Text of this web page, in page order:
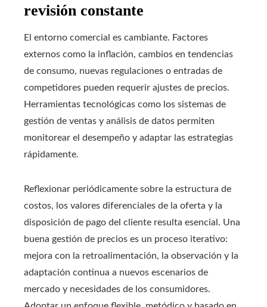
revisión constante
El entorno comercial es cambiante. Factores
externos como la inflación, cambios en tendencias
de consumo, nuevas regulaciones o entradas de
competidores pueden requerir ajustes de precios.
Herramientas tecnológicas como los sistemas de
gestión de ventas y análisis de datos permiten
monitorear el desempeño y adaptar las estrategias
rápidamente.
Reflexionar periódicamente sobre la estructura de
costos, los valores diferenciales de la oferta y la
disposición de pago del cliente resulta esencial. Una
buena gestión de precios es un proceso iterativo:
mejora con la retroalimentación, la observación y la
adaptación continua a nuevos escenarios de
mercado y necesidades de los consumidores.